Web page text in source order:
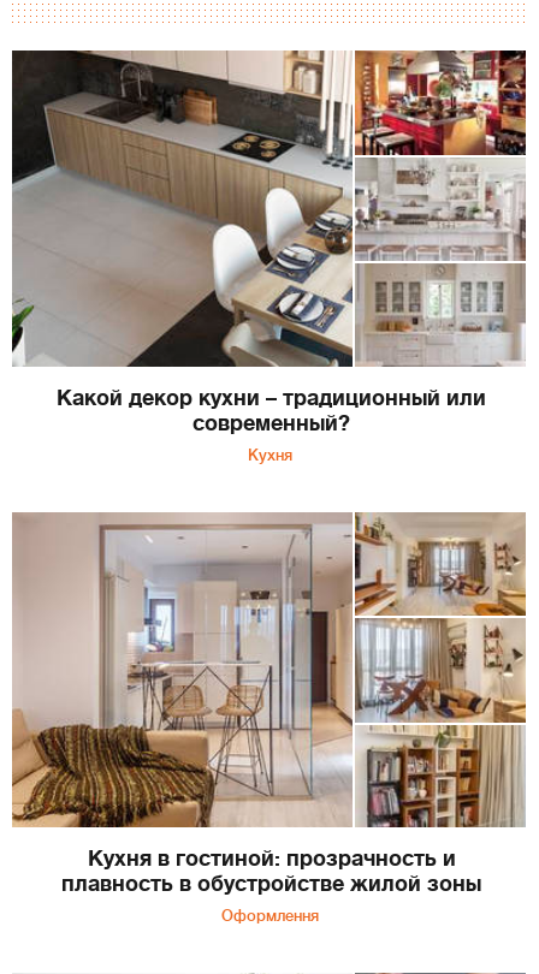
Какой декор кухни – традиционный или
современный?
Кухня
Кухня в гостиной: прозрачность и
плавность в обустройстве жилой зоны
Оформлення